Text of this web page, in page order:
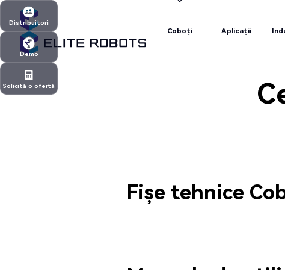
Distribuitori
Distribuitori
Demo
Demo
Solicită o ofertă
Coboți
Aplicații
Fișe tehnice